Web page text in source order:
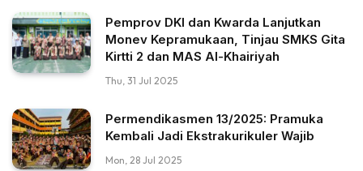
Pemprov DKI dan Kwarda Lanjutkan
Monev Kepramukaan, Tinjau SMKS Gita
Kirtti 2 dan MAS Al-Khairiyah
Thu, 31 Jul 2025
Permendikasmen 13/2025: Pramuka
Kembali Jadi Ekstrakurikuler Wajib
Mon, 28 Jul 2025